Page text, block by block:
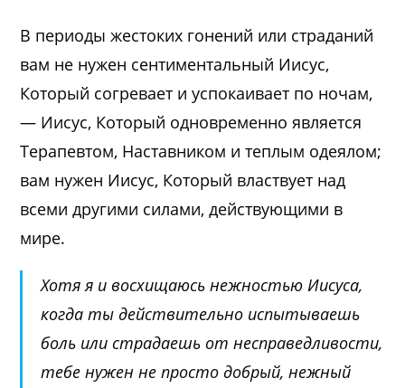
В периоды жестоких гонений или страданий
вам не нужен сентиментальный Иисус,
Который согревает и успокаивает по ночам,
— Иисус, Который одновременно является
Терапевтом, Наставником и теплым одеялом;
вам нужен Иисус, Который властвует над
всеми другими силами, действующими в
мире.
Хотя я и восхищаюсь нежностью Иисуса,
когда ты действительно испытываешь
боль или страдаешь от несправедливости,
тебе нужен не просто добрый, нежный